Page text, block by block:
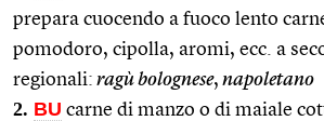
prepara cuocendo a fuoco lento
pomodoro, cipolla, aromi, ecc. a
regionali: ragù bolognese, napoletano
2. BU carne di manzo o di maiale